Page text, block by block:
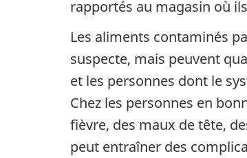
rapportés au magasin où
Les aliments contaminés
suspecte, mais peuvent
et les personnes dont le
Chez les personnes en
fièvre, des maux de tête,
peut entraîner des